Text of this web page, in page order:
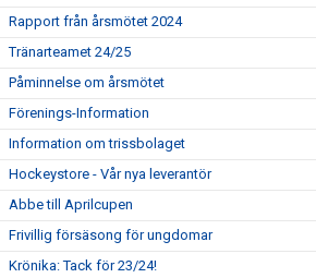
Rapport från årsmötet 2024
Tränarteamet 24/25
Påminnelse om årsmötet
Förenings-Information
Information om trissbolaget
Hockeystore - Vår nya leverantör
Abbe till Aprilcupen
Frivillig försäsong för ungdomar
Krönika: Tack för 23/24!